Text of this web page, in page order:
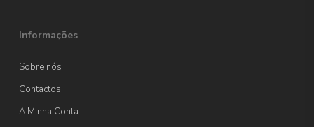
Informações
Sobre nós
Contactos
A Minha Conta